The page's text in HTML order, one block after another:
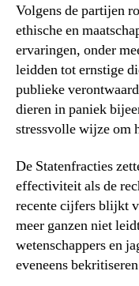
Volgens de partijen
ethische en
ervaringen, onder
leidden tot ernstige
publieke
dieren in paniek
stressvolle wijze om
De Statenfracties
effectiviteit als de
recente cijfers blijkt
meer ganzen niet
wetenschappers en
eveneens